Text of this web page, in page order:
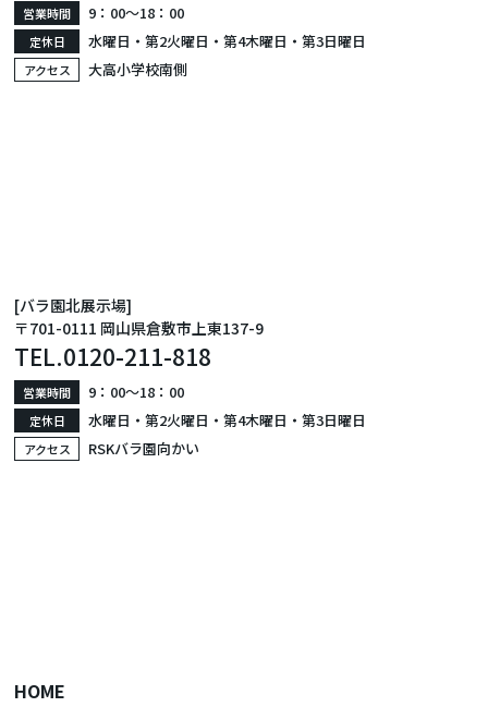
営業時間 9：00〜18：00
定休日 水曜日・第2火曜日・第4木曜日・第3日曜日
アクセス 大高小学校南側
[バラ園北展示場]
〒701-0111 岡山県倉敷市上東137-9
TEL.0120-211-818
営業時間 9：00〜18：00
定休日 水曜日・第2火曜日・第4木曜日・第3日曜日
アクセス RSKバラ園向かい
HOME